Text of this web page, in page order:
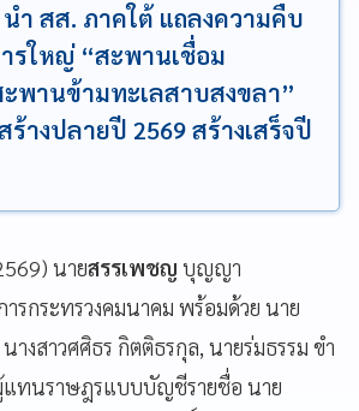
ำ สส. ภาคใต้ แถลงความคืบ
รใหญ่ “สะพานเชื่อม
ะพานข้ามทะเลสาบสงขลา”
ร้างปลายปี 2569 สร้างเสร็จปี
นายสรรเพชญ บุญญา
รกระทรวงคมนาคม พร้อมด้วย นาย
างสาวศศิธร กิตติธรกุล, นายร่มธรรม ขำ
ทนราษฎรแบบบัญชีรายชื่อ นาย